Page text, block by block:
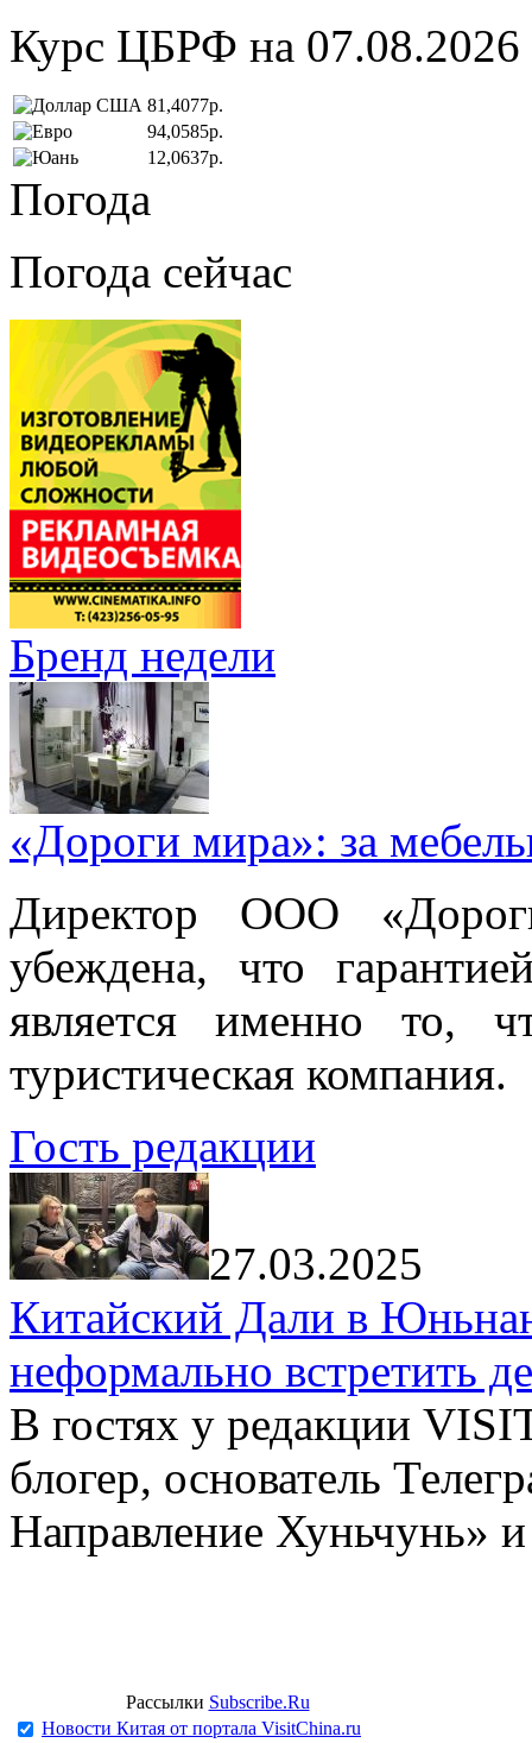
Курс ЦБРФ на 07.08.2026
81,4077р.
94,0585р.
12,0637р.
Погода
Погода сейчас
Бренд недели
«Дороги мира»: за
Директор ООО
убеждена, что
является именно то,
туристическая компания.
Гость редакции
27.03.2025
Китайский Дали в
неформально встретить
В гостях у редакции
блогер, основатель
Направление Хуньчунь»
Рассылки Subscribe.Ru
Новости Китая от портала VisitChina.ru